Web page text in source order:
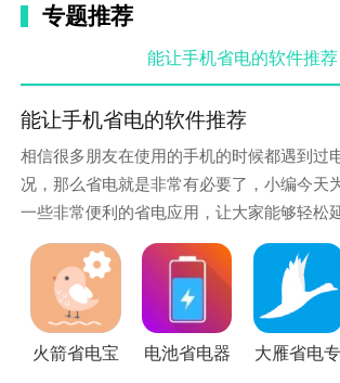
供参考。
1. 个性化省电模式：根据用户的使用习
多种省电模式选择，如超级省电、平衡
同场景下的省电需求。
2. 任务管理功能：能够显示正在运行
务，用户可以轻松管理并关闭不必要的
电量消耗。
3. 省电建议：根据手机的使用情况，提
建议，帮助用户更加合理地使用手机，
专题推荐
能让手机省电的软件推荐
能让手机省电的软件推荐
相信很多朋友在使用的手机的时候都遇到过
况，那么省电就是非常有必要了，小编今天
一些非常便利的省电应用，让大家能够轻松
来下载体验吧！
火箭省电宝 电池省电器 大雁省电专